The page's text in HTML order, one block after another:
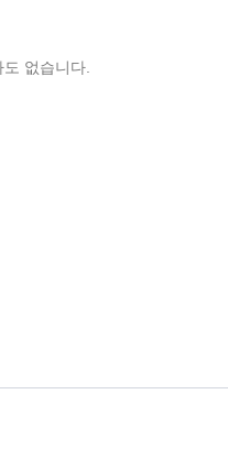
없습니다.